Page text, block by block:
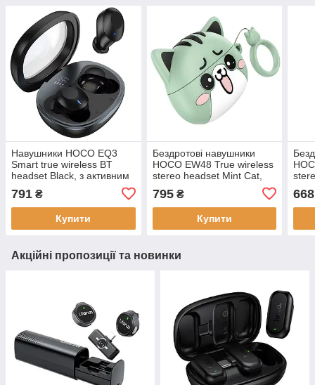
Навушники HOCO EQ3
Smart true wireless BT
headset Black, з активним
Bluetooth 5.3
791 ₴
Купити
Бездротові навушники
HOCO EW48 True wireless
stereo headset Mint Cat,
Bluetooth 5.3, до 4 годин
роботи
795₴
Купити
668
Акційні пропозиції та новинки